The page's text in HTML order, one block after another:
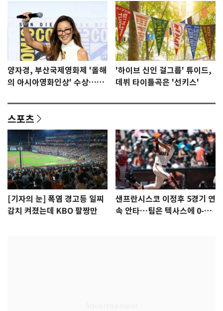
양자경, 부산국제영화제 '올해
의 아시아영화인상' 수상…15
'하이브 신인 걸그룹' 튜이드,
데뷔 타이틀곡은 '선키스'
스포츠
[기자의 눈] 폭염 경고등 일찌
감치 켜졌는데 KBO 팔짱만
샌프란시스코 이정후 5경기 연
속 안타…팀은 텍사스에 0-6